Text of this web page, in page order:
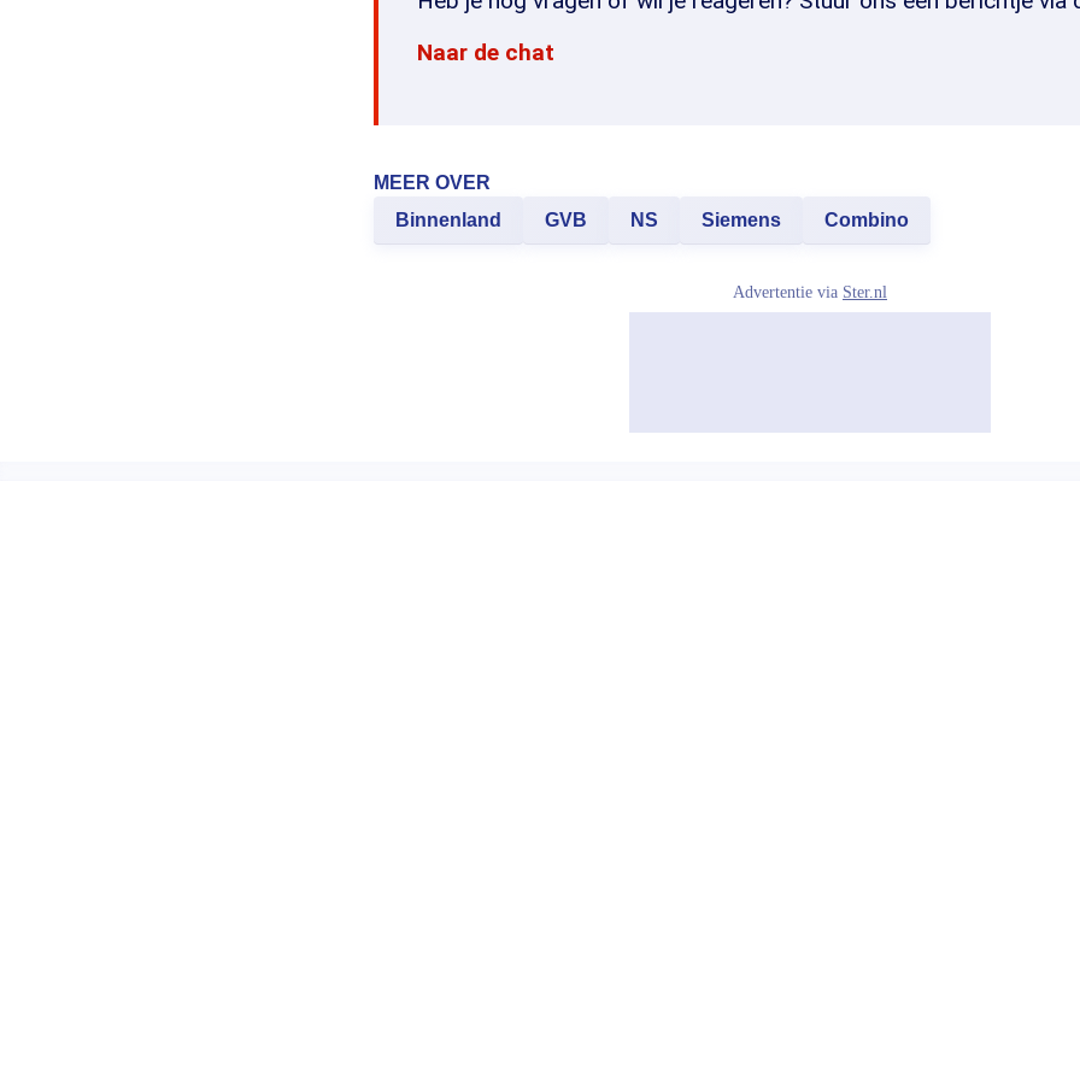
Naar de chat
MEER OVER
Binnenland
GVB NS Siemens Combino
Advertentie via Ster.nl